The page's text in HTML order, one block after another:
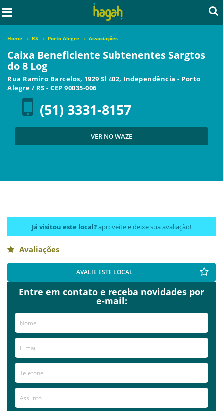
Home RS Porto Alegre Associações
Caixa Beneficiente Subtenentes Sargtos
do 8 Log
Rua Ramiro Barcelos, 1929 Sl 402, Independência - Porto
Alegre / RS - CEP 90035-006
(51) 3331-8157
VER NO WAZE
Já visitou este local?aproveite e deixe sua avaliação!
Avaliações
AVALIE ESTE LOCAL
Entre em contato e receba novidades por
e-mail: